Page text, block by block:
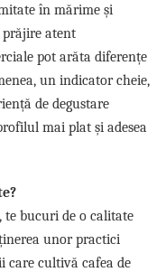
în mărime și
prăjire atent
pot arăta diferențe
un indicator cheie,
de degustare
mai plat și adesea
te bucuri de o calitate
unor practici
care cultivă cafea de